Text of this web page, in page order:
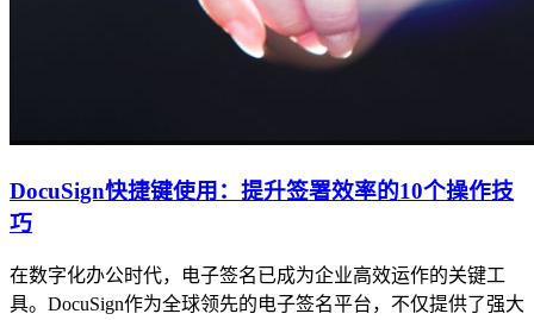
DocuSign快捷键使用：提升签署效率的10个操作技
巧
在数字化办公时代，电子签名已成为企业高效运作的关键工
具。DocuSign作为全球领先的电子签名平台，不仅提供了强大